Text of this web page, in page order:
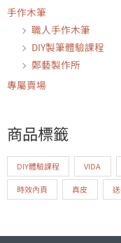
手作木筆
職人手作木筆
DIY製筆體驗課程
鄭藝製作所
專屬賣場
商品標籤
DIY體驗課程 VIDA
時效內頁 真皮